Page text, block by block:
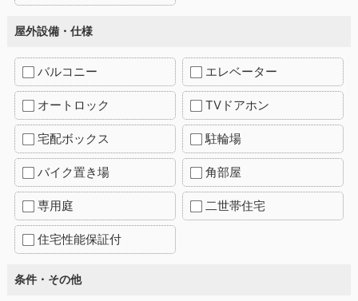
屋外設備・仕様
バルコニー エレベーター
オートロック TVドアホン
宅配ボックス 駐輪場
バイク置き場 角部屋
専用庭 二世帯住宅
住宅性能保証付
条件・その他